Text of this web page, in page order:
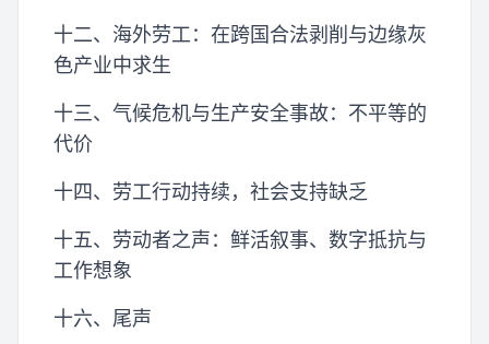
十二、海外劳工：在跨国合法剥削与边缘灰
色产业中求生
十三、气候危机与生产安全事故：不平等的
代价
十四、劳工行动持续，社会支持缺乏
十五、劳动者之声：鲜活叙事、数字抵抗与
工作想象
十六、尾声